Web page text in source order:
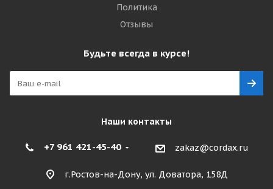
Политика
Отзывы
Будьте всегда в курсе!
Наши контакты
+7 961 421-45-40 zakaz@cordax.ru
г.Ростов-на-Дону, ул. Доватора, 158Д